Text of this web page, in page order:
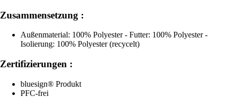
Zusammensetzung :
Außenmaterial: 100% Polyester - Futter: 100% Polyester -
Isolierung: 100% Polyester (recycelt)
Zertifizierungen :
bluesign® Produkt
PFC-frei